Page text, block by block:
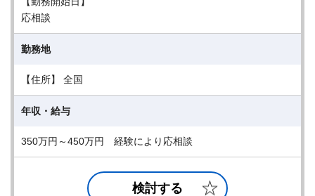
応相談
勤務地
【住所】 全国
年収・給与
350万円～450万円 経験により応相談
検討する